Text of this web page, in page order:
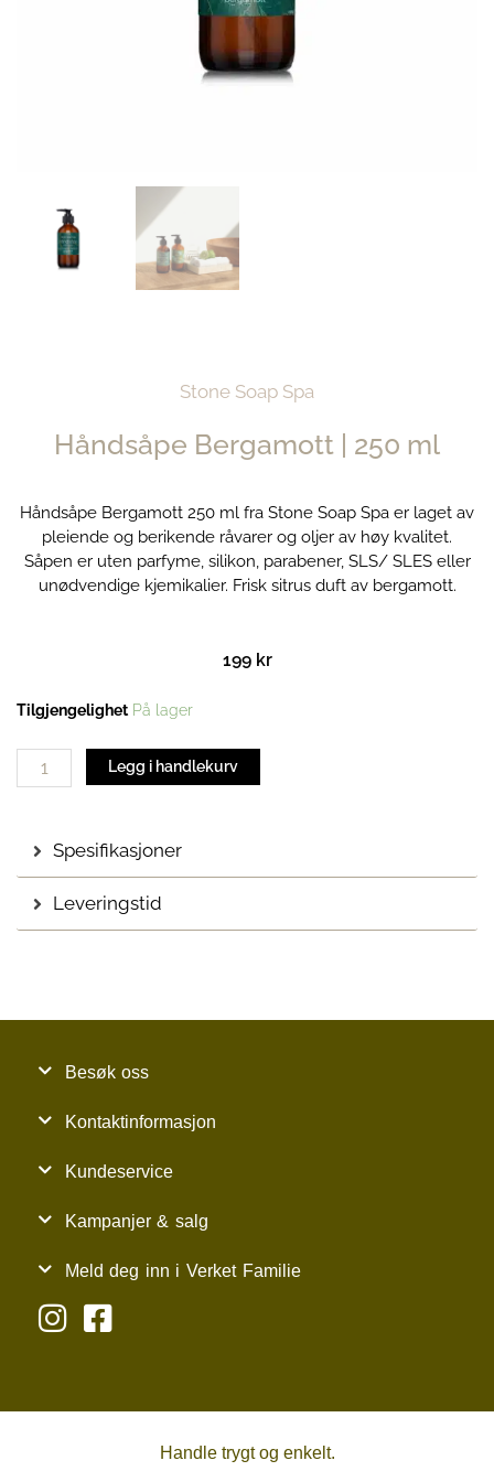
Stone Soap Spa
Håndsåpe Bergamott | 250 ml
Håndsåpe Bergamott 250 ml fra Stone Soap Spa er laget av
pleiende og berikende råvarer og oljer av høy kvalitet.
Såpen er uten parfyme, silikon, parabener, SLS/ SLES eller
unødvendige kjemikalier. Frisk sitrus duft av bergamott.
199 kr
Tilgjengelighet På lager
Håndsåpe
250
Legg i handlekurv
Spesifikasjoner
Leveringstid
Besøk oss
Kontaktinformasjon
Kundeservice
Kampanjer & salg
Meld deg inn i Verket Familie
Handle trygt og enkelt.